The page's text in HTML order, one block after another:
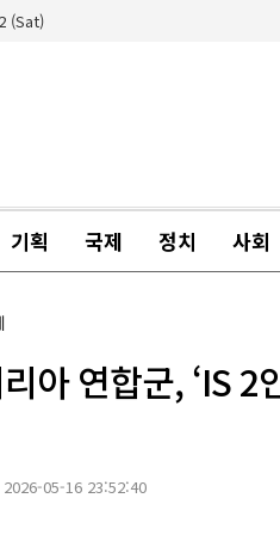
(Sat)
기획 국제 정치 사회
리아 연합군, ‘IS
2026-05-16 23:52:40